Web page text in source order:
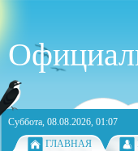
Суббота, 08.08.2026, 01:07
ГЛАВНАЯ